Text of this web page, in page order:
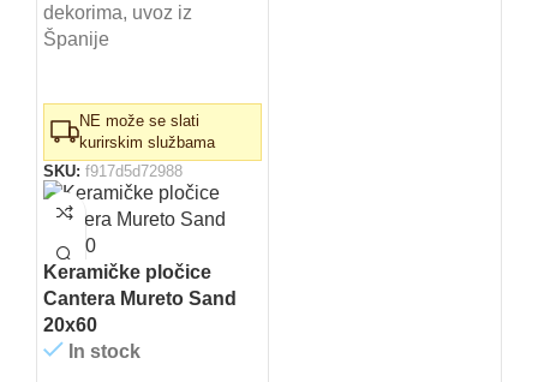
dekorima, uvoz iz
Španije
NE može se slati
kurirskim službama
SKU: f917d5d72988
Keramičke pločice
Cantera Mureto Sand
20x60
In stock